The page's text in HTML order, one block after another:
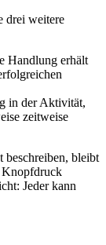
drei weitere
Handlung erhält
in der Aktivität,
zeitweise
beschreiben, bleibt
Knopfdruck
Jeder kann